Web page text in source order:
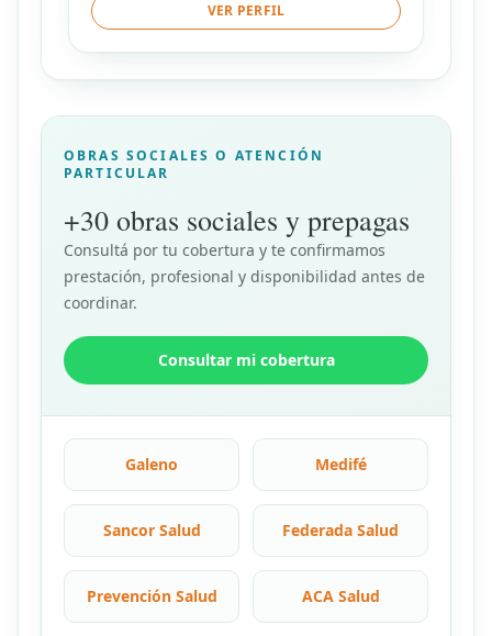
VER PERFIL
OBRAS SOCIALES O ATENCIÓN
PARTICULAR
+30 obras sociales y prepagas
Consultá por tu cobertura y te confirmamos
prestación, profesional y disponibilidad antes de
coordinar.
Consultar mi cobertura
Galeno Medifé
Sancor Salud Federada Salud
Prevención Salud ACA Salud